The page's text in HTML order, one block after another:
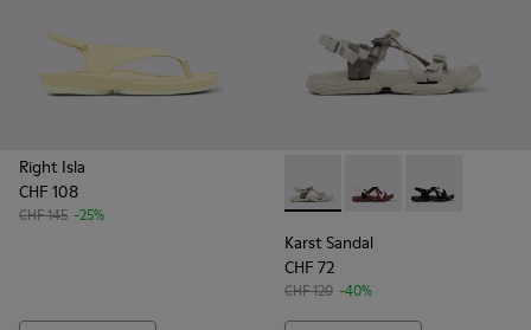
Right Isla
CHF 108
CHF 145 -25%
Karst Sandal - K201900-
Karst Sandal -
Karst Sandal
Karst Sandal
CHF 72
CHF 120 -40%